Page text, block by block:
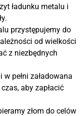
ładunku metalu i
przystępujemy do
od wielkości
z niezbędnych
pełni załadowana
aby zapłacić
złom do celów